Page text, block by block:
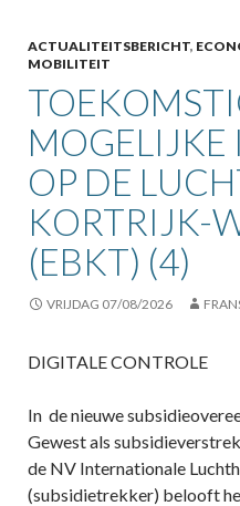
ACTUALITEITSBERICHT,
MOBILITEIT
MOGELIJKE
OP DE
KORTRIJK-
(EBKT) (4)
VRIJDAG 07/08/2026
DIGITALE CONTROLE
In de nieuwe
Gewest als
de NV Internationale
(subsidietrekker) belooft